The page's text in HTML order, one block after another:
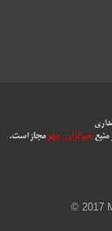
© 2017